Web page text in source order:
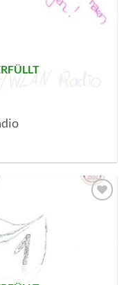
MERKLISTE
SETZEN